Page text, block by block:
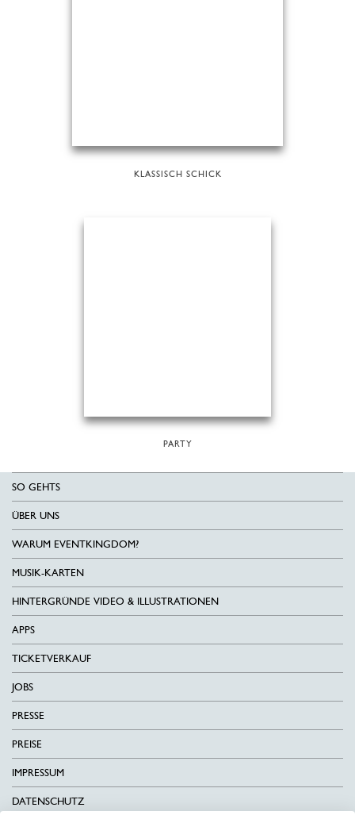
KLASSISCH SCHICK
PARTY
SO GEHTS
ÜBER UNS
WARUM EVENTKINGDOM?
MUSIK-KARTEN
HINTERGRÜNDE VIDEO & ILLUSTRATIONEN
APPS
TICKETVERKAUF
JOBS
PRESSE
PREISE
IMPRESSUM
DATENSCHUTZ